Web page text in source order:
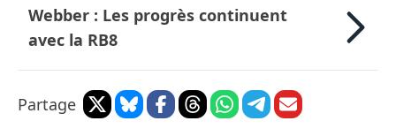
Webber : Les progrès continuent
avec la RB8
Partage